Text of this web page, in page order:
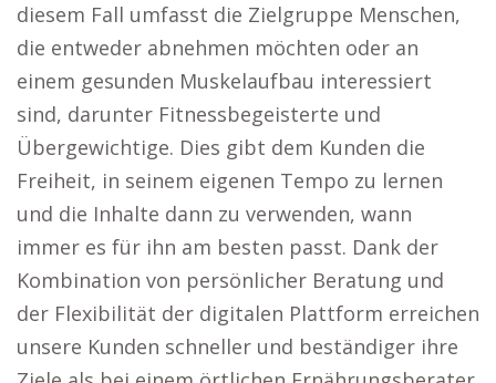
diesem Fall umfasst die Zielgruppe Menschen,
die entweder abnehmen möchten oder an
einem gesunden Muskelaufbau interessiert
sind, darunter Fitnessbegeisterte und
Übergewichtige. Dies gibt dem Kunden die
Freiheit, in seinem eigenen Tempo zu lernen
und die Inhalte dann zu verwenden, wann
immer es für ihn am besten passt. Dank der
Kombination von persönlicher Beratung und
der Flexibilität der digitalen Plattform erreichen
unsere Kunden schneller und beständiger ihre